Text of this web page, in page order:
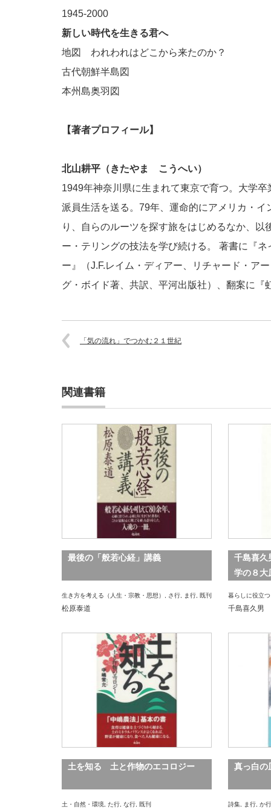
1945-2000
新しい時代を生きる君へ
地図 われわれはどこから来たのか？
古代朝鮮半島図
本州島奥羽図
【著者プロフィール】
北山耕平（きたやま こうへい）
1949年神奈川県に生まれて東京で育つ。大学
派員生活を送る。79年、運命的にアメリカ・
り、自らのルーツを探す旅をはじめるなか、
ー・テリングの技法を学び続ける。 著書に『
ー』（J.F.レイム・ディアー、リチャード・ア
グ・ボイド著、共訳、平河出版社）、翻案に『
「気の流れ」でつかむ２１世紀
関連書籍
最後の「般若心経」講義
生き方を考える（人生・宗教・思想） , さ行, ま行, 既刊
松原泰道
千島喜久
学の８大
暮らしに役立
千島喜久男
土を知る 土と作物のエコロジー
土・自然・環境, た行, な行, 既刊
真っ白
詩集, ま行, か行